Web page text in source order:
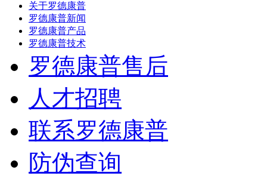
关于罗德康普
罗德康普新闻
罗德康普产品
罗德康普技术
罗德康普售后
人才招聘
联系罗德康普
防伪查询